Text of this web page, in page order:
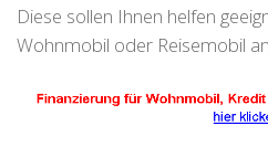
Diese sollen Ihnen helfen
Wohnmobil oder Reisemobil